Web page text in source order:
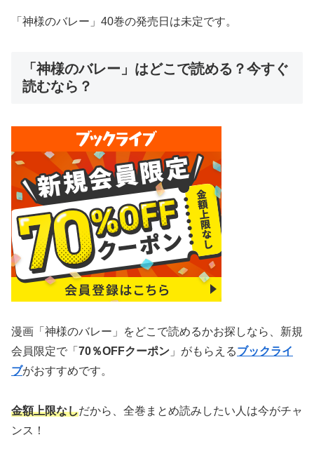
「神様のバレー」40巻の発売日は未定です。
「神様のバレー」はどこで読める？今すぐ
読むなら？
漫画「神様のバレー」をどこで読めるかお探しなら、新規
会員限定で「 70％OFFクーポン 」がもらえるブックライ
ブがおすすめです。
金額上限なしだから、全巻まとめ読みしたい人は今がチャ
ンス！